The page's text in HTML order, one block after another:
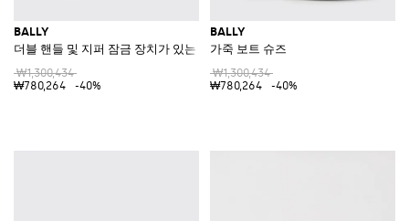
BALLY
더블 핸들 및 지퍼 잠금 장치가 있는 라지 테크니컬 패브릭 토트백
₩1,300,434
₩780,264
-40%
BALLY
가죽 보트 슈즈
₩1,300,434
₩780,264
-40%